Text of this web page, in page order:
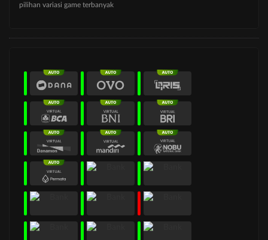
pilihan variasi game terbanyak